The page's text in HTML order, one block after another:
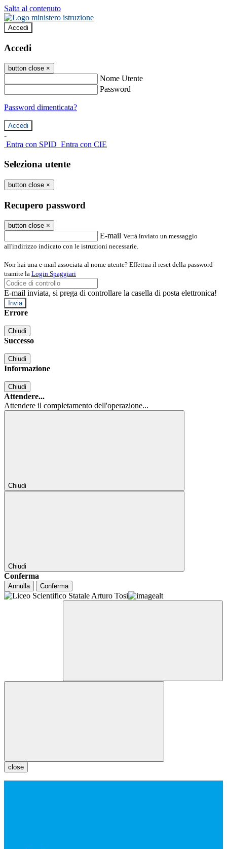
Salta al contenuto
Accedi
Accedi
button close ×
Nome Utente
Password
Password dimenticata?
-
Entra con SPID Entra con CIE
Seleziona utente
button close ×
Recupero password
button close ×
E-mail Verrà inviato un messaggio
all'indirizzo indicato con le istruzioni necessarie.
Non hai una e-mail associata al nome utente? Effettua il reset della password
tramite la Login Spaggiari
E-mail inviata, si prega di controllare la casella di posta elettronica!
Errore
Chiudi
Successo
Chiudi
Informazione
Chiudi
Attendere...
Attendere il completamento dell'operazione...
Chiudi
Chiudi
Conferma
Annulla Conferma
close